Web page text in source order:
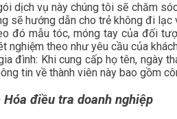
dịch vụ này chúng tôi sẽ chăm
sẽ hướng dẫn cho trẻ không đi lạc
đó mẫu tóc, móng tay của đối
nghiệm theo như yêu cầu của
đình: Khi cung cấp họ tên, ngày
tin về thành viên này bao gồm
điều tra doanh nghiệp